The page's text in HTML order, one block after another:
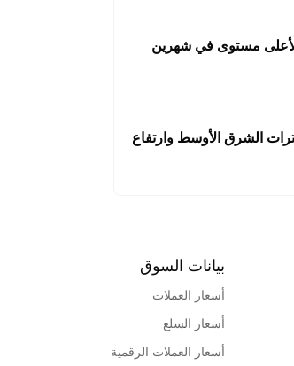
لأعلى مستوى في شهرين
الشرق الأوسط وارتفاع
بيانات السوق
أسعار العملات
أسعار السلع
أسعار العملات الرقمية